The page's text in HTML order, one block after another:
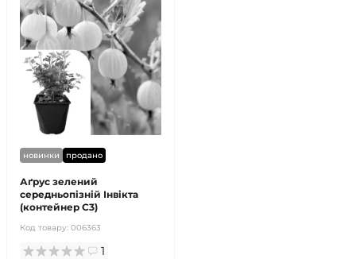
новинки продано
Аґрус зелений
середньопізній Інвікта
(контейнер С3)
Код товару: 006363
1